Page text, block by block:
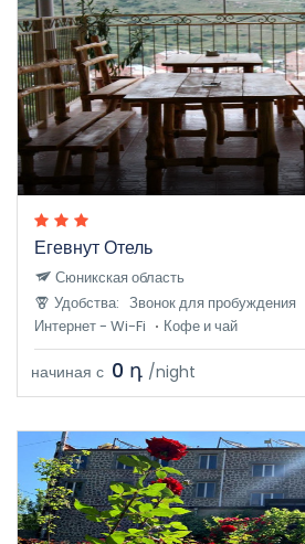
Егевнут Отель
Удобства: Звонок для пробуждения
Интернет - Wi-Fi
Кофе и чай
Сюникская область
начиная с 0 դ /night